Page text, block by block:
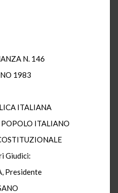
N. 146
1983
ITALIANA
ITALIANO
Giudici:
Presidente